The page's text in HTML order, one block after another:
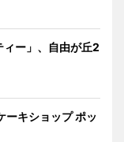
ー」、自由が丘2
ーキショップ ポッ